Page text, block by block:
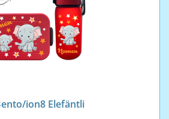
ion8 Elefäntli